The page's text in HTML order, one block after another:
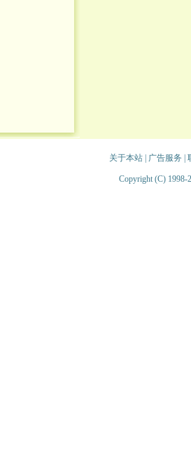
关于本站| 广告服务
Copyright (C) 1998-